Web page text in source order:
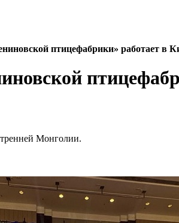
птицефабрики» работает в
Монголии.